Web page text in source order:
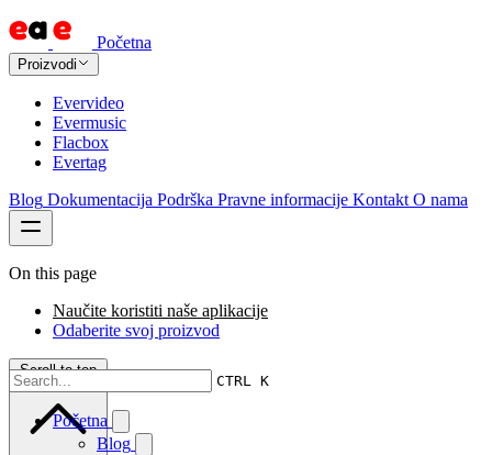
Početna
Proizvodi
Evervideo
Evermusic
Flacbox
Evertag
Blog Dokumentacija Podrška Pravne informacije Kontakt O nama
CTRL K
Početna
Blog
On this page
Naučite koristiti naše aplikacije
Odaberite svoj proizvod
Scroll to top